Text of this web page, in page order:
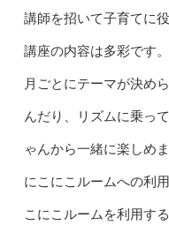
講師を招いて子育てに
講座の内容は多彩です。
月ごとにテーマが決め
んだり、リズムに乗っ
ゃんから一緒に楽しめま
にこにこルームへの利
こにこルームを利用す